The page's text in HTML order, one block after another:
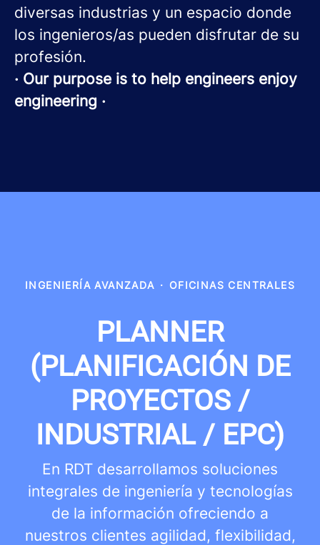
diversas industrias y un espacio donde
los ingenieros/as pueden disfrutar de su
profesión.
· Our purpose is to help engineers enjoy
engineering ·
INGENIERÍA AVANZADA · OFICINAS CENTRALES
PLANNER
(PLANIFICACIÓN DE
PROYECTOS /
INDUSTRIAL / EPC)
En RDT desarrollamos soluciones
integrales de ingeniería y tecnologías
de la información ofreciendo a
nuestros clientes agilidad, flexibilidad,